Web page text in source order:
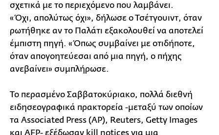
σχετικά με το περιεχόμενο που λαμβάνει.
«Όχι, απολύτως όχι», δήλωσε ο Τσέτγουιντ, όταν
ρωτήθηκε αν το Παλάτι εξακολουθεί να αποτελεί
έμπιστη πηγή. «Όπως συμβαίνει με οτιδήποτε,
όταν απογοητεύεσαι από μια πηγή, ο πήχης
ανεβαίνει» συμπλήρωσε.
Το περασμένο Σαββατοκύριακο, πολλά διεθνή
ειδησεογραφικά πρακτορεία -μεταξύ των οποίων
τα Associated Press (AP), Reuters, Getty Images
και AFP- εξέδωσαν kill notices για μια